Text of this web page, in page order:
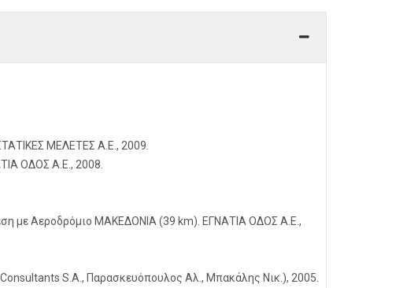
ΜΕΛΕΤΕΣ Α.Ε., 2009.
ΟΔΟΣ Α.Ε., 2008.
με Αεροδρόμιο ΜΑΚΕΔΟΝΙΑ (39 km). ΕΓΝΑΤΙΑ ΟΔΟΣ Α.Ε.,
S.A., Παρασκευόπουλος Αλ., Μπακάλης Νικ.), 2005.